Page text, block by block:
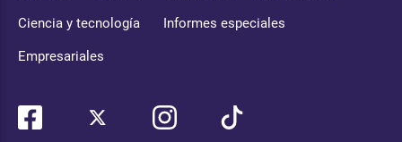
Ciencia y tecnología Informes especiales
Empresariales